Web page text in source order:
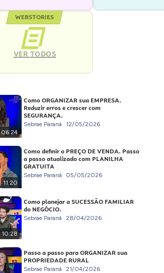
WEBSTORIES
VER TODOS
06:24
Como ORGANIZAR sua EMPRESA.
Reduzir erros e crescer com
SEGURANÇA.
Sebrae Paraná 12/05/2026
11:20
Como definir o PREÇO DE VENDA. Passo
a passo atualizado com PLANILHA
GRATUITA
Sebrae Paraná 05/05/2026
10:28
Como planejar a SUCESSÃO FAMILIAR
do NEGÓCIO.
Sebrae Paraná 28/04/2026
Passo a passo para ORGANIZAR sua
PROPRIEDADE RURAL
Sebrae Paraná 21/04/2026